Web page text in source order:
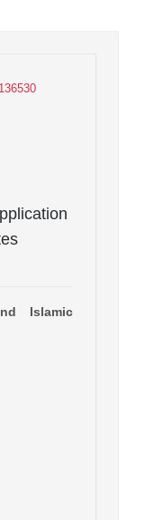
Islamic